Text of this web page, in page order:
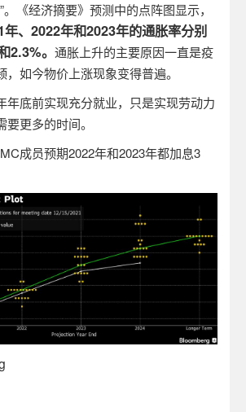
。《经济摘要》预测中的点阵图显示，
年、 2022年和2023年的通胀率分别
2.3%。 通胀上升的主要原因一直是疫
如今物价上涨现象变得普遍。
年底前实现充分就业，只是实现劳动力
更多的时间。
成员预期2022年和2023年都加息3